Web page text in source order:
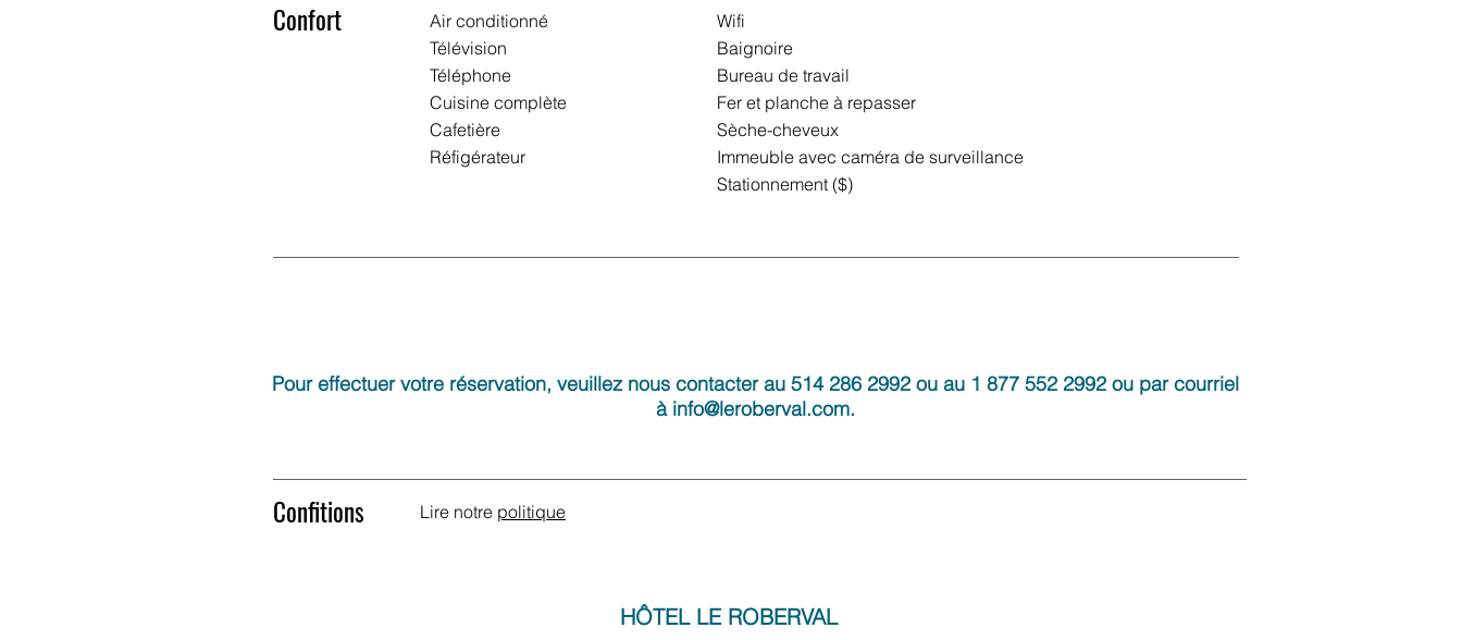
Confort
Air conditionné
Télévision
Téléphone
Cuisine complète
Cafetière
Réfigérateur
Wifi
Baignoire
Bureau de travail
Fer et planche à repasser
Sèche-cheveux
Immeuble avec caméra de surveillance
Stationnement ($)
Pour effectuer votre réservation, veuillez nous contacter au 514 286 2992 ou au 1 877 552 2992 ou par courriel
à info@leroberval.com.
Confitions Lire notre politique
HÔTEL LE ROBERVAL